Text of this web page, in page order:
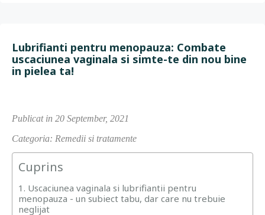
Lubrifianti pentru menopauza: Combate
uscaciunea vaginala si simte-te din nou bine
in pielea ta!
Publicat in 20 September, 2021
Categoria: Remedii si tratamente
Cuprins
1. Uscaciunea vaginala si lubrifiantii pentru
menopauza - un subiect tabu, dar care nu trebuie
neglijat